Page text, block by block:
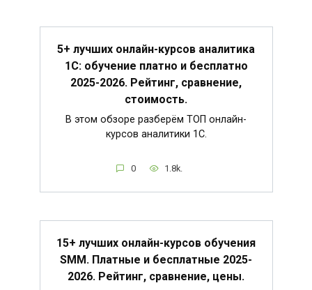
5+ лучших онлайн-курсов аналитика
1С: обучение платно и бесплатно
2025-2026. Рейтинг, сравнение,
стоимость.
В этом обзоре разберём ТОП онлайн-
курсов аналитики 1С.
0 1.8k.
15+ лучших онлайн-курсов обучения
SMM. Платные и бесплатные 2025-
2026. Рейтинг, сравнение, цены.